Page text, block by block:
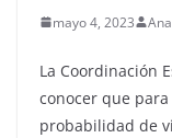
mayo 4, 2023
La Coordinación
conocer que
probabilidad de